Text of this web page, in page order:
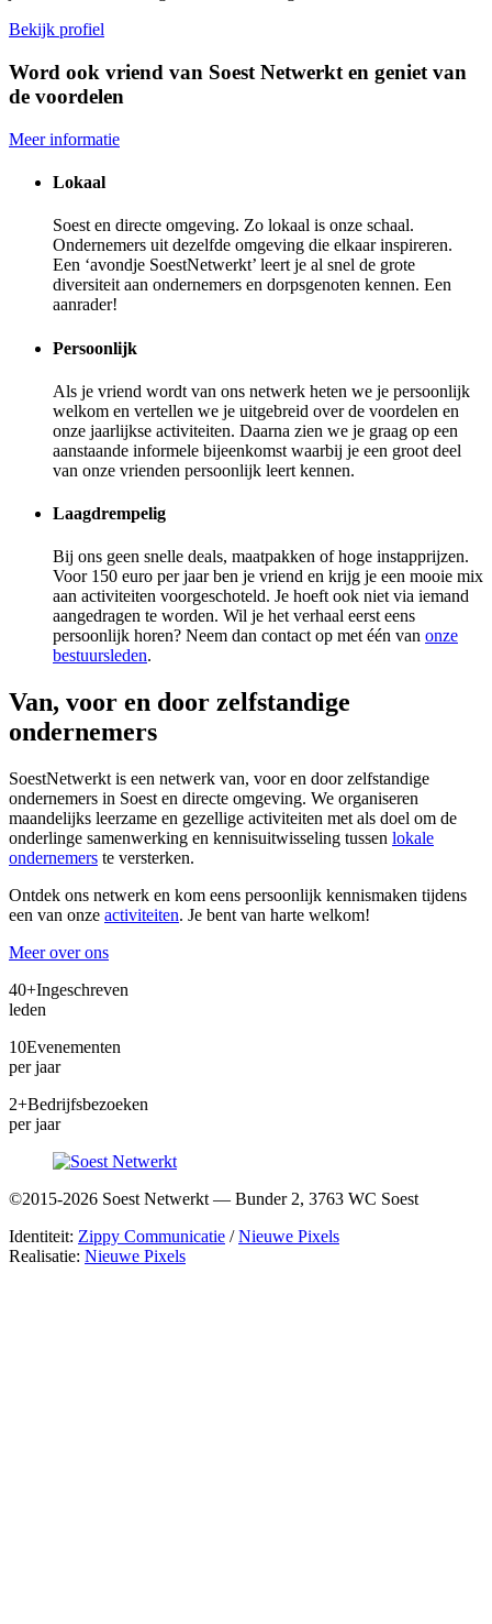
Bekijk profiel
Word ook vriend van Soest Netwerkt en geniet van
de voordelen
Meer informatie
Lokaal
Soest en directe omgeving. Zo lokaal is onze schaal.
Ondernemers uit dezelfde omgeving die elkaar inspireren.
Een ‘avondje SoestNetwerkt’ leert je al snel de grote
diversiteit aan ondernemers en dorpsgenoten kennen. Een
aanrader!
Persoonlijk
Als je vriend wordt van ons netwerk heten we je persoonlijk
welkom en vertellen we je uitgebreid over de voordelen en
onze jaarlijkse activiteiten. Daarna zien we je graag op een
aanstaande informele bijeenkomst waarbij je een groot deel
van onze vrienden persoonlijk leert kennen.
Laagdrempelig
Bij ons geen snelle deals, maatpakken of hoge instapprijzen.
Voor 150 euro per jaar ben je vriend en krijg je een mooie mix
aan activiteiten voorgeschoteld. Je hoeft ook niet via iemand
aangedragen te worden. Wil je het verhaal eerst eens
persoonlijk horen? Neem dan contact op met één van onze
bestuursleden.
Van, voor en door zelfstandige
ondernemers
SoestNetwerkt is een netwerk van, voor en door zelfstandige
ondernemers in Soest en directe omgeving. We organiseren
maandelijks leerzame en gezellige activiteiten met als doel om de
onderlinge samenwerking en kennisuitwisseling tussen lokale
ondernemers te versterken.
Ontdek ons netwerk en kom eens persoonlijk kennismaken tijdens
een van onze activiteiten. Je bent van harte welkom!
Meer over ons
40+Ingeschreven
leden
10Evenementen
per jaar
2+Bedrijfsbezoeken
per jaar
©2015-2026 Soest Netwerkt — Bunder 2, 3763 WC Soest
Identiteit: Zippy Communicatie /Nieuwe Pixels
Realisatie: Nieuwe Pixels